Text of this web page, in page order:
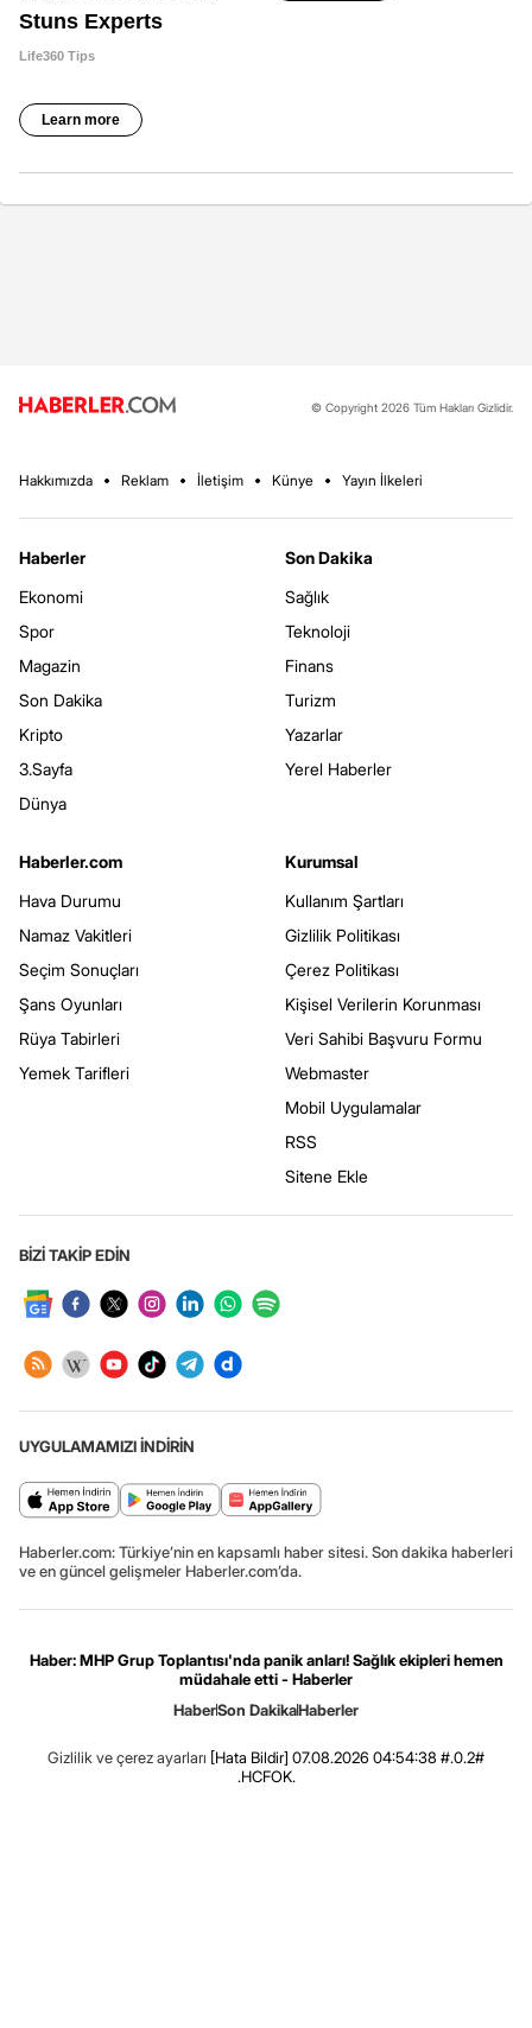
© Copyright 2026 Tüm Hakları Gizlidir.
Hakkımızda Reklam İletişim Künye Yayın İlkeleri
Haberler
Ekonomi
Spor
Magazin
Son Dakika
Kripto
3.Sayfa
Dünya
Son Dakika
Sağlık
Teknoloji
Finans
Turizm
Yazarlar
Yerel Haberler
Haberler.com
Hava Durumu
Namaz Vakitleri
Seçim Sonuçları
Şans Oyunları
Rüya Tabirleri
Yemek Tarifleri
Kurumsal
Kullanım Şartları
Gizlilik Politikası
Çerez Politikası
Kişisel Verilerin Korunması
Veri Sahibi Başvuru Formu
Webmaster
Mobil Uygulamalar
RSS
Sitene Ekle
BİZİ TAKİP EDİN
UYGULAMAMIZI İNDİRİN
Haberler.com: Türkiye’nin en kapsamlı haber sitesi. Son dakika haberleri
ve en güncel gelişmeler Haberler.com’da.
Haber: MHP Grup Toplantısı'nda panik anları! Sağlık ekipleri hemen
müdahale etti - Haberler
HaberSon DakikaHaberler
Gizlilik ve çerez ayarları [Hata Bildir] 07.08.2026 04:54:38 #.0.2#
.HCFOK.